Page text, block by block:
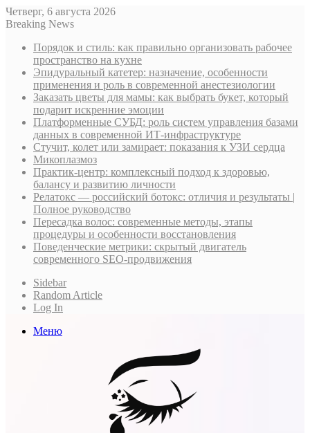
Четверг, 6 августа 2026
Breaking News
Порядок и стиль: как правильно организовать рабочее
пространство на кухне
Эпидуральный катетер: назначение, особенности
применения и роль в современной анестезиологии
Заказать цветы для мамы: как выбрать букет, который
подарит искренние эмоции
Платформенные СУБД: роль систем управления базами
данных в современной ИТ-инфраструктуре
Стучит, колет или замирает: показания к УЗИ сердца
Микоплазмоз
Практик-центр: комплексный подход к здоровью,
балансу и развитию личности
Релатокс — российский ботокс: отличия и результаты |
Полное руководство
Пересадка волос: современные методы, этапы
процедуры и особенности восстановления
Поведенческие метрики: скрытый двигатель
современного SEO-продвижения
Sidebar
Random Article
Log In
Меню